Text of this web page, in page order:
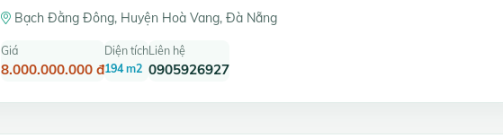
Bạch Đằng Đông, Huyện Hoà Vang, Đà Nẵng
Giá
8.000.000.000 đ
Diện tích
194 m2
Liên hệ
0905926927